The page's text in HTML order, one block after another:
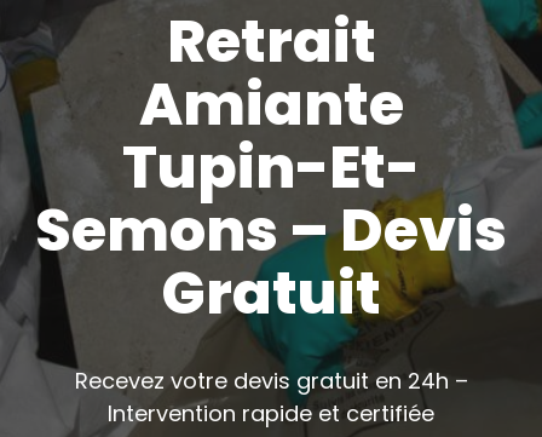
Retrait
Amiante
Tupin-Et-
Semons – Devis
Gratuit
Recevez votre devis gratuit en 24h –
Intervention rapide et certifiée